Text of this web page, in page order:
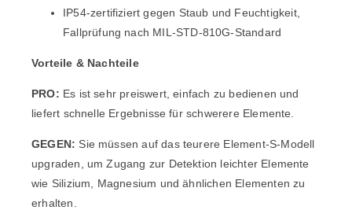
IP54-zertifiziert gegen Staub und Feuchtigkeit,
Fallprüfung nach MIL-STD-810G-Standard
Vorteile & Nachteile
PRO: Es ist sehr preiswert, einfach zu bedienen und
liefert schnelle Ergebnisse für schwerere Elemente.
GEGEN: Sie müssen auf das teurere Element-S-Modell
upgraden, um Zugang zur Detektion leichter Elemente
wie Silizium, Magnesium und ähnlichen Elementen zu
erhalten.